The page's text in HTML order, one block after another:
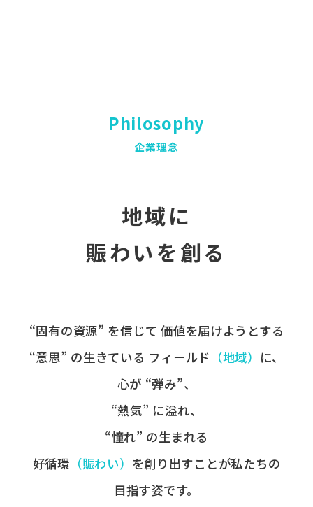
Philosophy
企業理念
地域に
賑わいを創る
“固有の​資源” を​信じて 価値を​届けようとする​
“意思” の​生きている フィールド ​（地域） に、
心が​ “弾み”、
“熱気” に​溢れ、
“憧れ” の​生まれる
好循環 ​（賑わい） を​創り出すことが​私たちの​
目指す姿です。​